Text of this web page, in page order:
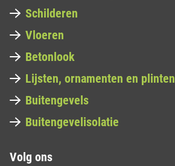
Schilderen
Vloeren
Betonlook
Lijsten, ornamenten en plinten
Buitengevels
Buitengevelisolatie
Volg ons